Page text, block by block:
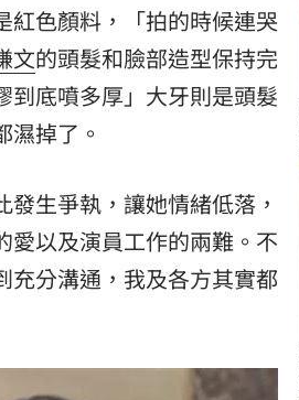
紅色顏料，「拍的時候連哭
文的頭髮和臉部造型保持完
到底噴多厚」大牙則是頭髮
掉了。
生爭執，讓她情緒低落，
愛以及演員工作的兩難。不
充分溝通，我及各方其實都